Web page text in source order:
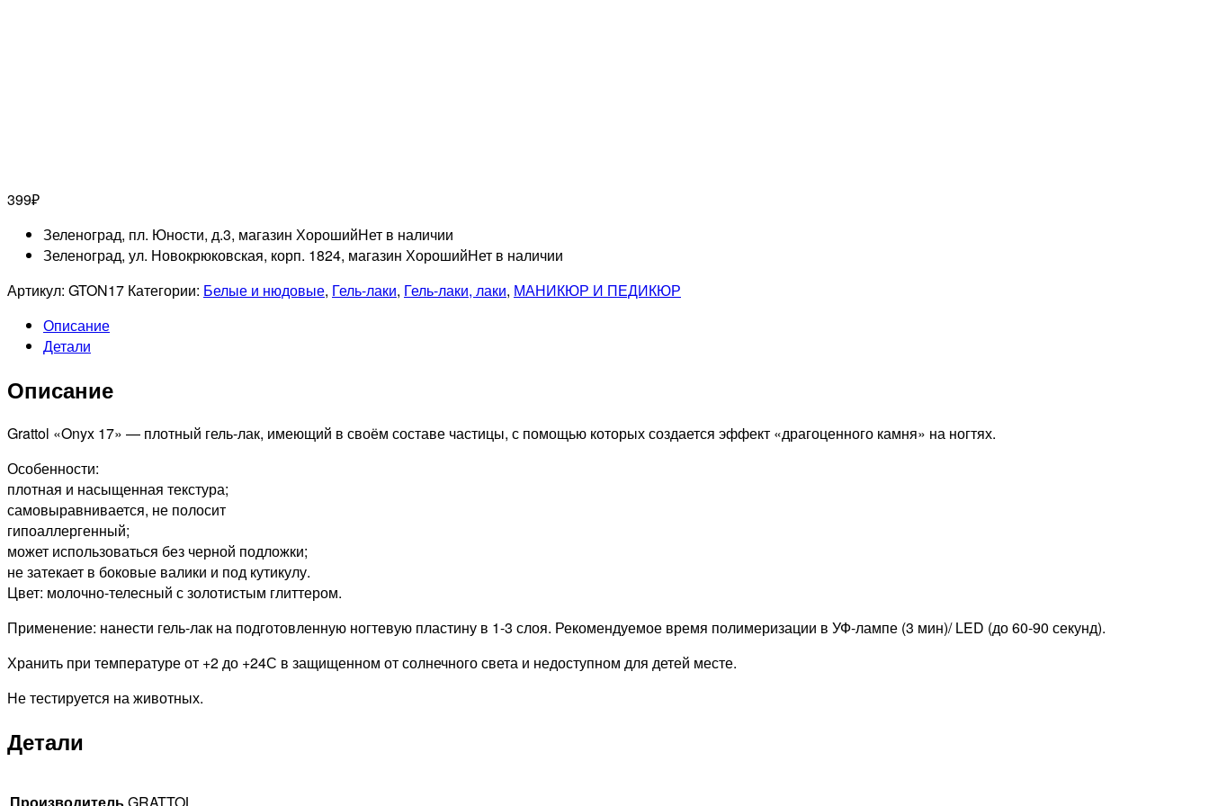
399₽
Зеленоград, пл. Юности, д.3, магазин ХорошийНет в наличии
Зеленоград, ул. Новокрюковская, корп. 1824, магазин ХорошийНет в наличии
Артикул: GTON17 Категории: Белые и нюдовые, Гель-лаки, Гель-лаки, лаки, МАНИКЮР И ПЕДИКЮР
Описание
Детали
Описание
Grattol «Onyx 17» — плотный гель-лак, имеющий в своём составе частицы, с помощью которых создается эффект «драгоценного камня» на ногтях.
Особенности:
плотная и насыщенная текстура;
самовыравнивается, не полосит
гипоаллергенный;
может использоваться без черной подложки;
не затекает в боковые валики и под кутикулу.
Цвет: молочно-телесный с золотистым глиттером.
Применение: нанести гель-лак на подготовленную ногтевую пластину в 1-3 слоя. Рекомендуемое время полимеризации в УФ-лампе (3 мин)/ LED (до 60-90 секунд).
Хранить при температуре от +2 до +24С в защищенном от солнечного света и недоступном для детей месте.
Не тестируется на животных.
Детали